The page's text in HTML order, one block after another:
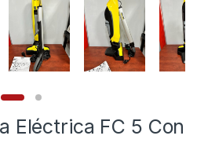
Eléctrica FC 5 Con